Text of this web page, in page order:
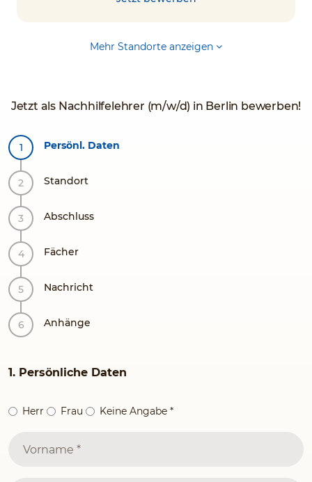
Mehr Standorte anzeigen
Jetzt als Nachhilfelehrer (m/w/d) in Berlin bewerben!
Persönl. Daten
Standort
Abschluss
Fächer
Nachricht
Anhänge
1. Persönliche Daten
Herr Frau Keine Angabe *